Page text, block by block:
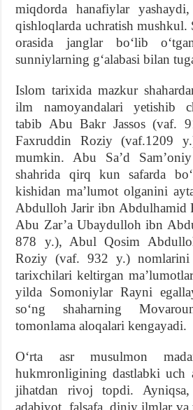
miqdorda hanafiylar
qishloqlarda uchratish mushkul.
orasida janglar bo‘lib
sunniylarning g‘alabasi bilan
Islom tarixida mazkur
ilm namoyandalari yetishib
tabib Abu Bakr Jassos (vaf.
Faxruddin Roziy (vaf.1209
mumkin. Abu Sa’d
shahrida qirq kun safarda
kishidan ma’lumot olganini
Abdulloh Jarir ibn Abdulhamid
Abu Zar’a Ubaydulloh ibn
878 y.), Abul Qosim
Roziy (vaf. 932 y.)
tarixchilari keltirgan
yilda Somoniylar Rayni
so‘ng shaharning
tomonlama aloqalari kengayadi.
O‘rta asr musulmon
hukmronligining dastlabki uch
jihatdan rivoj topdi.
adabiyot, falsafa, diniy ilmlar